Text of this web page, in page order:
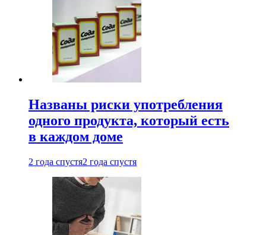
Названы риски употребления
одного продукта, который есть
в каждом доме
2 года спустя2 года спустя